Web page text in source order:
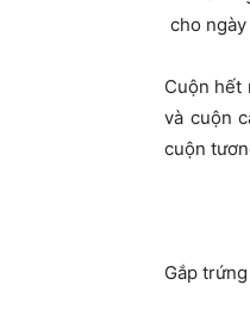
Cuộn hết
và cuộn
cuộn
Gắp